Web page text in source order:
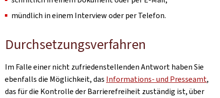
mündlich in einem Interview oder per Telefon.
Durchsetzungsverfahren
Im Falle einer nicht zufriedenstellenden Antwort haben Sie
ebenfalls die Möglichkeit, das Informations- und Presseamt,
das für die Kontrolle der Barrierefreiheit zuständig ist, über